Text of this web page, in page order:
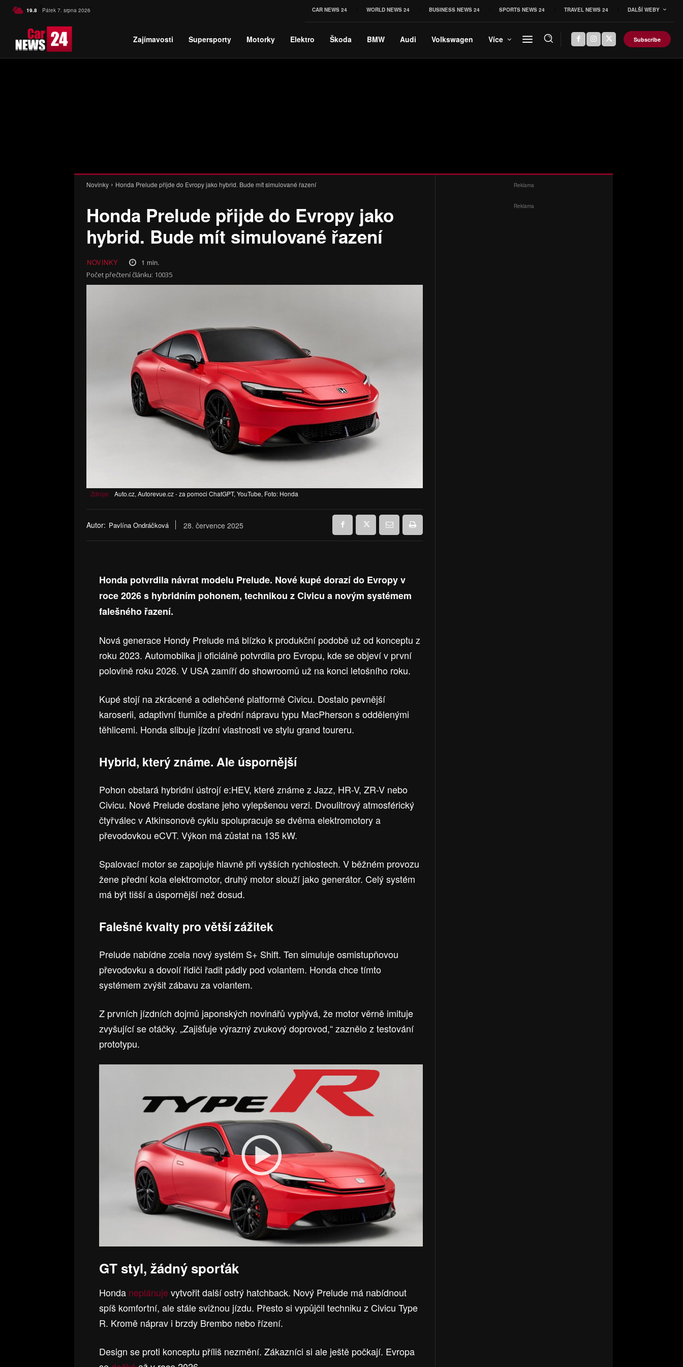
19.8 C Czech
Pátek 7. srpna 2026 CAR NEWS 24 WORLD NEWS 24 BUSINESS NEWS 24 SPORTS NEWS 24 TRAVEL NEWS 24 DALŠÍ WEBY
Zajímavosti Supersporty Motorky Elektro Škoda BMW Audi Volkswagen Více Subscribe
Novinky Honda Prelude přijde do Evropy jako hybrid. Bude mít simulované řazení
Honda Prelude přijde do Evropy jako
hybrid. Bude mít simulované řazení
NOVINKY 1 min.
Počet přečtení článku: 10035
Zdroje: Auto.cz, Autorevue.cz - za pomoci ChatGPT, YouTube, Foto: Honda
Autor: Pavlína Ondráčková 28. července 2025
Honda potvrdila návrat modelu Prelude. Nové kupé dorazí do Evropy v
roce 2026 s hybridním pohonem, technikou z Civicu a novým systémem
falešného řazení.
Nová generace Hondy Prelude má blízko k produkční podobě už od konceptu z
roku 2023. Automobilka ji oficiálně potvrdila pro Evropu, kde se objeví v první
polovině roku 2026. V USA zamíří do showroomů už na konci letošního roku.
Kupé stojí na zkrácené a odlehčené platformě Civicu. Dostalo pevnější
karoserii, adaptivní tlumiče a přední nápravu typu MacPherson s oddělenými
těhlicemi. Honda slibuje jízdní vlastnosti ve stylu grand toureru.
Hybrid, který známe. Ale úspornější
Pohon obstará hybridní ústrojí e:HEV, které známe z Jazz, HR-V, ZR-V nebo
Civicu. Nové Prelude dostane jeho vylepšenou verzi. Dvoulitrový atmosférický
čtyřválec v Atkinsonově cyklu spolupracuje se dvěma elektromotory a
převodovkou eCVT. Výkon má zůstat na 135 kW.
Spalovací motor se zapojuje hlavně při vyšších rychlostech. V běžném provozu
žene přední kola elektromotor, druhý motor slouží jako generátor. Celý systém
má být tišší a úspornější než dosud.
Falešné kvalty pro větší zážitek
Prelude nabídne zcela nový systém S+ Shift. Ten simuluje osmistupňovou
převodovku a dovolí řidiči řadit pádly pod volantem. Honda chce tímto
systémem zvýšit zábavu za volantem.
Z prvních jízdních dojmů japonských novinářů vyplývá, že motor věrně imituje
zvyšující se otáčky. „Zajišťuje výrazný zvukový doprovod,“ zaznělo z testování
prototypu.
GT styl, žádný sporťák
Honda neplánuje vytvořit další ostrý hatchback. Nový Prelude má nabídnout
spíš komfortní, ale stále svižnou jízdu. Přesto si vypůjčil techniku z Civicu Type
R. Kromě náprav i brzdy Brembo nebo řízení.
Design se proti konceptu příliš nezmění. Zákazníci si ale ještě počkají. Evropa
Reklama
Reklama